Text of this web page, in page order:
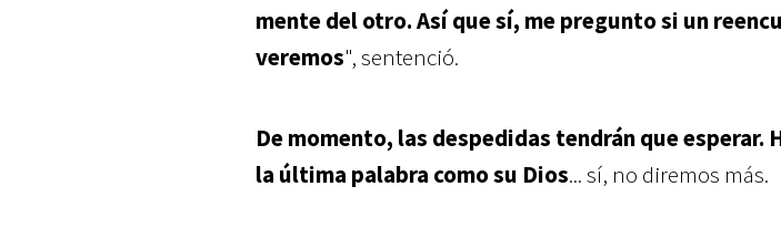
mente del otro. Así que sí, me pregunto si un
veremos", sentenció.
De momento, las despedidas tendrán que esperar.
la última palabra como su Dios... sí, no diremos más.